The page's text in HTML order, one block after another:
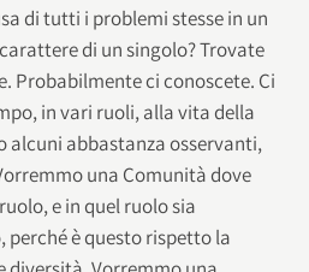
di tutti i problemi stesse in un
di un singolo? Trovate
Probabilmente ci conoscete. Ci
in vari ruoli, alla vita della
alcuni abbastanza osservanti,
una Comunità dove
e in quel ruolo sia
è questo rispetto la